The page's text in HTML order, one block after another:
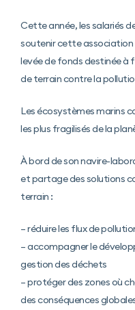
Cette année, les salariés
soutenir cette association
levée de fonds destinée à
de terrain contre la
Les écosystèmes marins
les plus fragilisés de la
À bord de son navire-
et partage des solutions
terrain :
– réduire les flux de
– accompagner le
gestion des déchets
– protéger des zones où
des conséquences